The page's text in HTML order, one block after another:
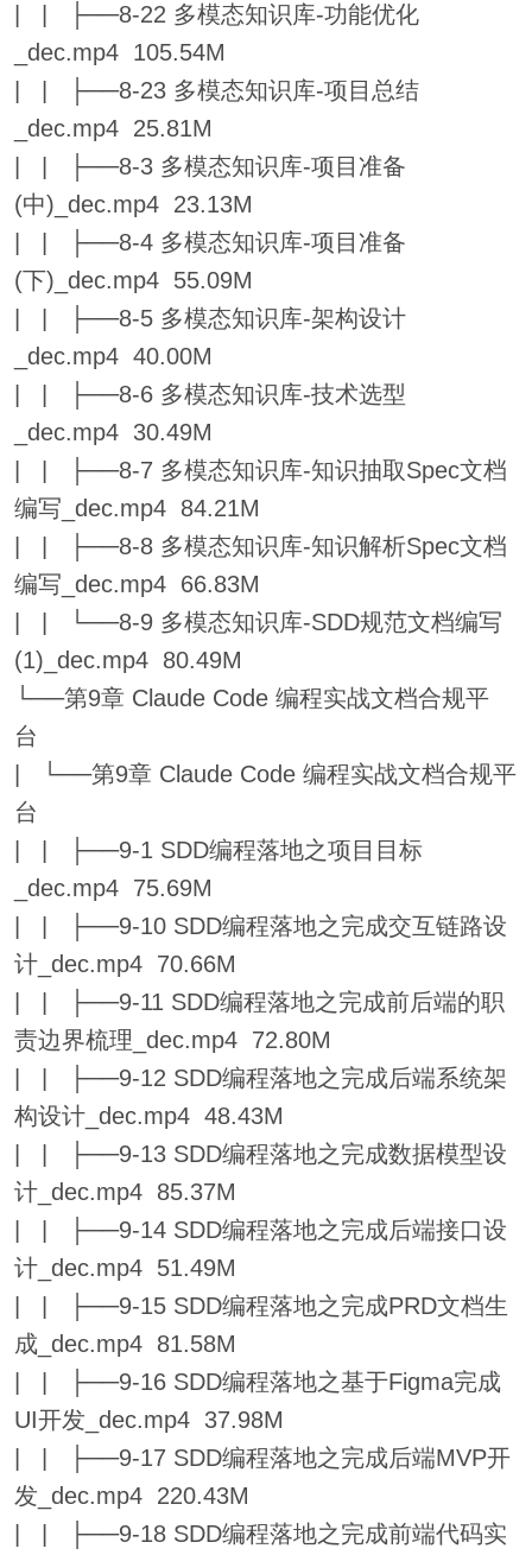
| | ├──8-22 多模态知识库-功能优化
_dec.mp4 105.54M
| | ├──8-23 多模态知识库-项目总结
_dec.mp4 25.81M
| | ├──8-3 多模态知识库-项目准备
(中)_dec.mp4 23.13M
| | ├──8-4 多模态知识库-项目准备
(下)_dec.mp4 55.09M
| | ├──8-5 多模态知识库-架构设计
_dec.mp4 40.00M
| | ├──8-6 多模态知识库-技术选型
_dec.mp4 30.49M
| | ├──8-7 多模态知识库-知识抽取Spec文档
编写_dec.mp4 84.21M
| | ├──8-8 多模态知识库-知识解析Spec文档
编写_dec.mp4 66.83M
| | └──8-9 多模态知识库-SDD规范文档编写
(1)_dec.mp4 80.49M
└──第9章 Claude Code 编程实战文档合规平
台
| └──第9章 Claude Code 编程实战文档合规平
台
| | ├──9-1 SDD编程落地之项目目标
_dec.mp4 75.69M
| | ├──9-10 SDD编程落地之完成交互链路设
计_dec.mp4 70.66M
| | ├──9-11 SDD编程落地之完成前后端的职
责边界梳理_dec.mp4 72.80M
| | ├──9-12 SDD编程落地之完成后端系统架
构设计_dec.mp4 48.43M
| | ├──9-13 SDD编程落地之完成数据模型设
计_dec.mp4 85.37M
| | ├──9-14 SDD编程落地之完成后端接口设
计_dec.mp4 51.49M
| | ├──9-15 SDD编程落地之完成PRD文档生
成_dec.mp4 81.58M
| | ├──9-16 SDD编程落地之基于Figma完成
UI开发_dec.mp4 37.98M
| | ├──9-17 SDD编程落地之完成后端MVP开
发_dec.mp4 220.43M
| | ├──9-18 SDD编程落地之完成前端代码实